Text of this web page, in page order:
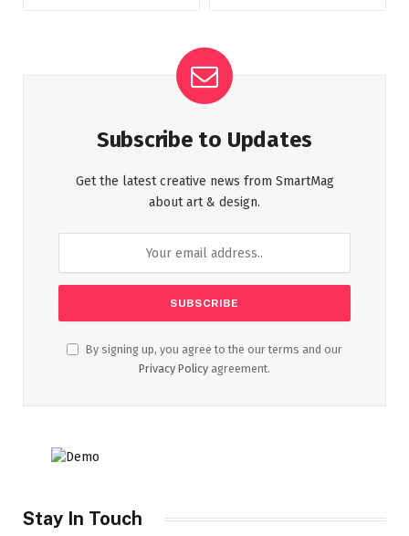
Subscribe to Updates
Get the latest creative news from SmartMag
about art & design.
By signing up, you agree to the our terms and our
Privacy Policy agreement.
Stay In Touch